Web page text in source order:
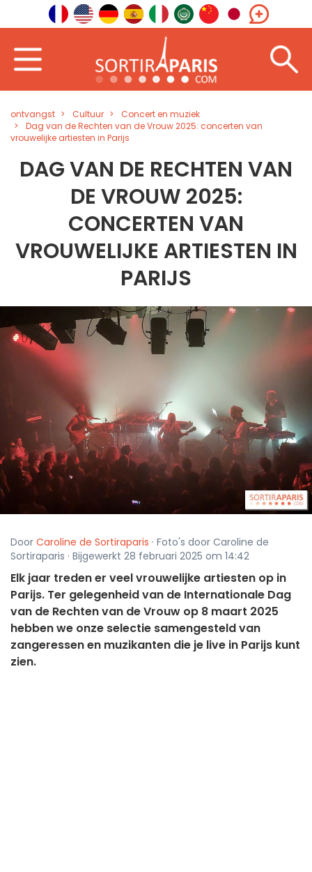
ontvangst Cultuur
Concert en muziek
Dag van de Rechten van de Vrouw 2025: concerten van
vrouwelijke artiesten in Parijs
DAG VAN DE RECHTEN VAN
DE VROUW 2025:
CONCERTEN VAN
VROUWELIJKE ARTIESTEN IN
PARIJS
Door Caroline de Sortiraparis · Foto's door Caroline de
Sortiraparis · Bijgewerkt 28 februari 2025 om 14:42
Elk jaar treden er veel vrouwelijke artiesten op in
Parijs. Ter gelegenheid van de Internationale Dag
van de Rechten van de Vrouw op 8 maart 2025
hebben we onze selectie samengesteld van
zangeressen en muzikanten die je live in Parijs kunt
zien.